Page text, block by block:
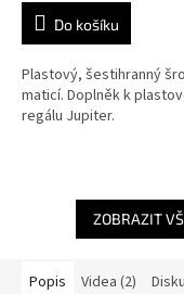
Do košíku
Plastový, šestihranný
maticí. Doplněk k
regálu Jupiter.
ZOBRAZIT
Popis Videa (2)